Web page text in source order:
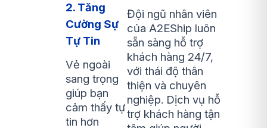
2. Tăng
Cường Sự
Tự Tin
Vẻ ngoài
sang trọng
giúp bạn
cảm thấy tự
tin hơn
Đội ngũ nhân viên
của A2EShip luôn
sẵn sàng hỗ trợ
khách hàng 24/7,
với thái độ thân
thiện và chuyên
nghiệp. Dịch vụ hỗ
trợ khách hàng tận